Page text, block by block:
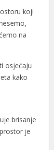
koji
na
osjećaju
kako
brisanje
je